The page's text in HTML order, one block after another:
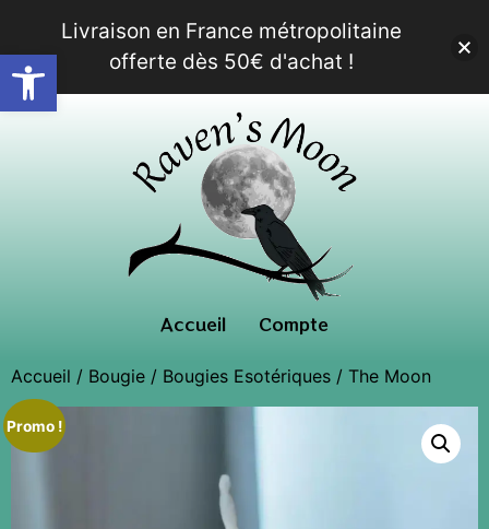
Ouvrir la barre d’outils
Accueil Compte
Accueil / Bougie / Bougies Esotériques / The Moon
Promo !
Livraison en France métropolitaine
offerte dès 50€ d'achat !